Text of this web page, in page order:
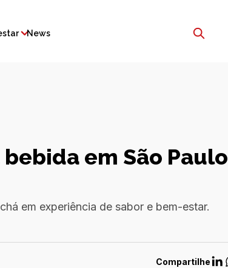
News
em São Paulo
em experiência de sabor e bem-estar.
Compartilhe